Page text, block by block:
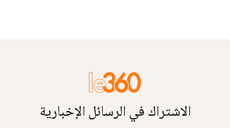
الاشتراك في الرسائل الإخبارية